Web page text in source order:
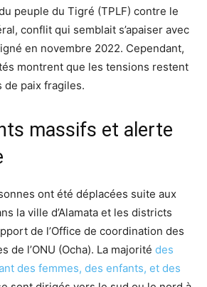
peuple du Tigré (TPLF) contre le
conflit qui semblait s’apaiser avec
en novembre 2022. Cependant,
montrent que les tensions restent
de paix fragiles.
massifs et alerte
ont été déplacées suite aux
la ville d’Alamata et les districts
de l’Office de coordination des
de l’ONU (Ocha). La majorité des
des femmes, des enfants, et des